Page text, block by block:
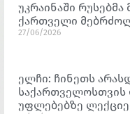
უკრაინაში
ქართველი
27/06/2026
ელჩი: ჩინეთს
საქართველოსთვის
უფლებებზე